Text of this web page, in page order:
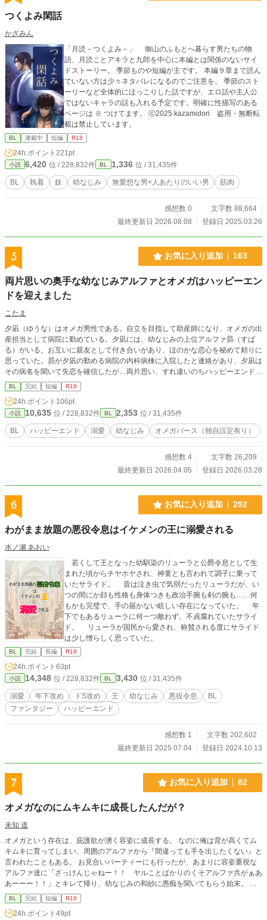
つくよみ閑話
かざみん
「月読－つくよみ－」 御山のふもとへ暮らす男たちの物
語、月読ことアキラと九郎を中心に本編とは関係のないサイ
ドストーリー。 季節ものや短編が主です。 本編９章まで読ん
でいない方は少々ネタバレになるのでご注意を。 季節のスト
ーリーなど全体的にほっこりした話ですが、エロ話や主人公
ではないキャラの話も入れる予定です。明確に性描写のある
ページは ※ つけてます。 ⓒ2025 kazamidori 盗用・無断転
載は禁止しています。
BL 連載中 短編 R18
24h.ポイント 221pt
小説 6,420 位 / 228,832件 BL 1,336 位 / 31,435件
BL 執着 妖 幼なじみ 無愛想な男×人あたりのいい男 筋肉
感想数 0
文字数 88,664
最終更新日 2026.08.08
登録日 2025.03.26
5 お気に入り追加 163
両片思いの奥手な幼なじみアルファとオメガはハッピーエン
ドを迎えました
こたま
夕凪（ゆうな）はオメガ男性である。自立を目指して助産師になり、オメガの出
産担当として病院に勤めている。夕凪には、幼なじみの上位アルファ昴（すば
る）がいる。お互いに親友として付き合いがあり、ほのかな恋心を秘めて頼りに
思っていた。昴が夕凪の勤める病院の内科病棟に入院したと連絡があり、夕凪は
その病名を聞いて失恋を確信したが…両片思い、すれ違いのちハッピーエンドの
オメガバースBL（ML）です。
BL 完結 短編 R18
24h.ポイント 106pt
小説 10,635 位 / 228,832件 BL 2,353 位 / 31,435件
BL ハッピーエンド 溺愛 幼なじみ オメガバース（独自設定有り）
感想数 4
文字数 26,209
最終更新日 2026.04.05
登録日 2026.03.28
6 お気に入り追加 292
わがまま放題の悪役令息はイケメンの王に溺愛される
水ノ瀬 あおい
若くして王となった幼馴染のリューラと公爵令息として生
まれた頃からチヤホヤされ、神童とも言われて調子に乗って
いたサライド。 昔は泣き虫で気弱だったリューラだが、い
つの間にか顔も性格も身体つきも政治手腕も剣の腕も……何
もかも完璧で、手の届かない眩しい存在になっていた。 年
下でもあるリューラに何一つ敵わず、不貞腐れていたサライ
ド。 リューラが国民から愛され、称賛される度にサライド
は少し憎らしく思っていた。
BL 完結 長編 R18
24h.ポイント 63pt
小説 14,348 位 / 228,832件 BL 3,430 位 / 31,435件
溺愛 年下攻め ドS攻め 王 幼なじみ 悪役令息
BL
ファンタジー
ハッピーエンド
感想数 1
文字数 202,602
最終更新日 2025.07.04
登録日 2024.10.13
7 お気に入り追加 82
オメガなのにムキムキに成長したんだが？
未知 道
オメガという存在は、庇護欲が湧く容姿に成長する。 なのに俺は背が高くてム
キムキに育ってしまい、周囲のアルファから『間違っても手を出したくない』と
言われたこともある。 お見合いパーティーにも行ったが、あまりに容姿重視な
アルファ達に「ざっけんじゃねー！！ ヤルことばかりのくそアルファ共がぁあ
あーーー！！」とキレて帰り、幼なじみの和紗に愚痴を聞いてもらう始末。 発
情期が近いからと、帰りに寄った病院で判明した事実に、衝撃と怒りが込み上げ
て――。 ※攻めがけっこうなクズです。でも本人はそれに気が付いていない
し、むしろ正当なことだと思っています。 同意なく薬を服用させる描写があり
BL 完結 短編 R18
24h.ポイント 49pt